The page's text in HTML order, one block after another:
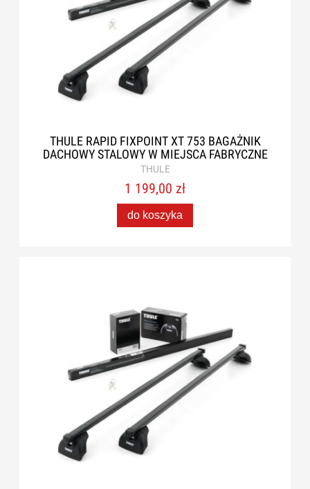
THULE RAPID FIXPOINT XT 753 BAGAŻNIK
DACHOWY STALOWY W MIEJSCA FABRYCZNE
THULE
1 199,00 zł
do koszyka